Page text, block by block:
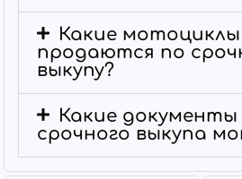
Какие мотоциклы
продаются по
выкупу?
Какие документы
срочного выкупа